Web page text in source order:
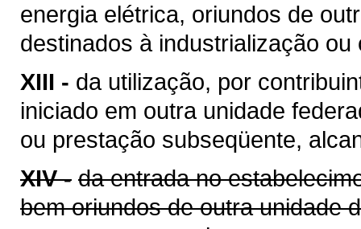
energia elétrica, oriundos de
destinados à industrialização
XIII - da utilização, por
iniciado em outra unidade
ou prestação subseqüente,
XIV - da entrada no
bem oriundos de outra unidade